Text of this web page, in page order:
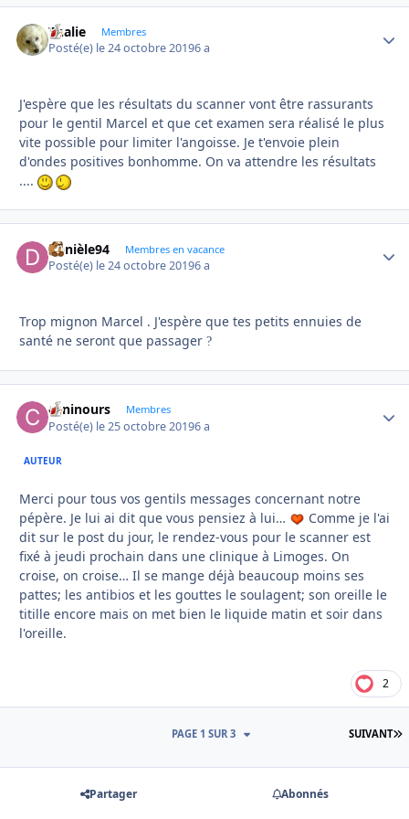
Thalie Membres
Posté(e) le 24 octobre 20196 a
J'espère que les résultats du scanner vont être rassurants
pour le gentil Marcel et que cet examen sera réalisé le plus
vite possible pour limiter l'angoisse. Je t'envoie plein
d'ondes positives bonhomme. On va attendre les résultats
....
Danièle94 Membres en vacance
Posté(e) le 24 octobre 20196 a
Trop mignon Marcel . J'espère que tes petits ennuies de
santé ne seront que passager ?
caninours Membres
Posté(e) le 25 octobre 20196 a
AUTEUR
Merci pour tous vos gentils messages concernant notre
pépère. Je lui ai dit que vous pensiez à lui…
Comme je l'ai
dit sur le post du jour, le rendez-vous pour le scanner est
fixé à jeudi prochain dans une clinique à Limoges. On
croise, on croise… Il se mange déjà beaucoup moins ses
pattes; les antibios et les gouttes le soulagent; son oreille le
titille encore mais on met bien le liquide matin et soir dans
l'oreille.
2
SUIVANT
PAGE 1 SUR 3
Partager Abonnés